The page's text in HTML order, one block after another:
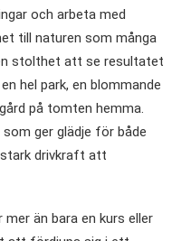
och arbeta med
till naturen som många
stolthet att se resultatet
hel park, en blommande
på tomten hemma.
ger glädje för både
drivkraft att
än bara en kurs eller